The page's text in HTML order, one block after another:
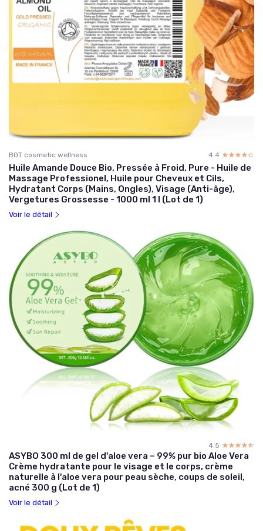
BOT cosmetic wellness 4.4 ☆☆☆☆☆
★★★★★
Huile Amande Douce Bio, Pressée à Froid, Pure - Huile de
Massage Professionel, Huile pour Cheveux et Cils,
Hydratant Corps (Mains, Ongles), Visage (Anti-âge),
Vergetures Grossesse - 1000 ml 1 l (Lot de 1)
Voir le détail
4.5 ☆☆☆☆☆
★★★★★
ASYBO 300 ml de gel d'aloe vera – 99% pur bio Aloe Vera
Crème hydratante pour le visage et le corps, crème
naturelle à l'aloe vera pour peau sèche, coups de soleil,
acné 300 g (Lot de 1)
Voir le détail